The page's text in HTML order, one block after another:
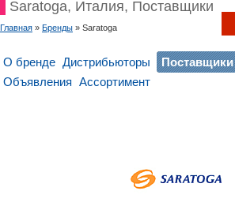
Saratoga, Италия, Поставщики
Главная » Бренды » Saratoga
О бренде Дистрибьюторы Поставщики
Объявления Ассортимент